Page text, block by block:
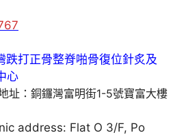
址：銅鑼灣富明街1-5號寶富大樓
address: Flat O 3/F, Po